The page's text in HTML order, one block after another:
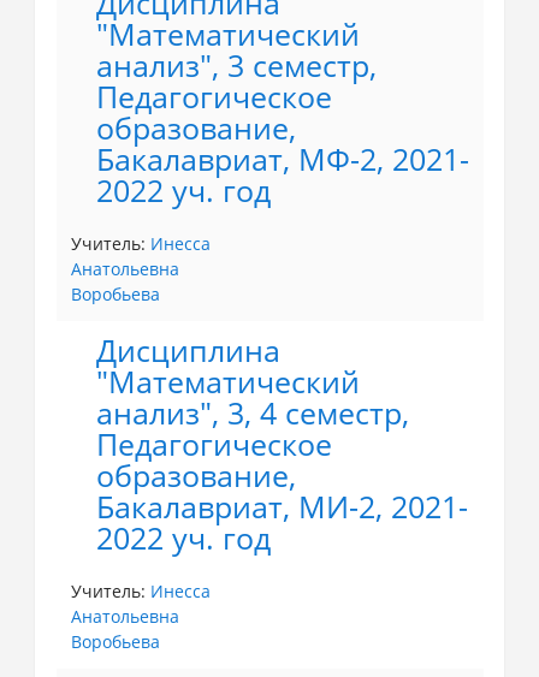
"Математический
анализ", 3 семестр,
Педагогическое
образование,
Бакалавриат, МФ-2, 2021-
2022 уч. год
Учитель: Инесса
Анатольевна
Воробьева
Дисциплина
"Математический
анализ", 3, 4 семестр,
Педагогическое
образование,
Бакалавриат, МИ-2, 2021-
2022 уч. год
Учитель: Инесса
Анатольевна
Воробьева